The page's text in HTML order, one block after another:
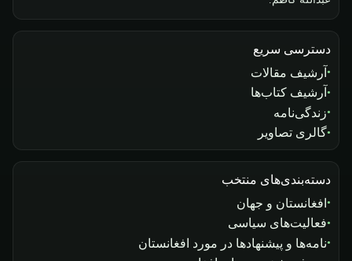
دسترسی سریع
آرشیف مقالات
آرشیف کتاب‌ها
زندگی‌نامه
گالری تصاویر
دسته‌بندی‌های منتخب
افغانستان و جهان
فعالیت‌های سیاسی
نامه‌ها و پیشنهادها در مورد افغانستان